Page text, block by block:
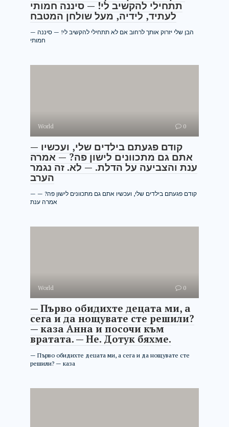
תתחילי להקשיב לי! — סיננה חמותי
לעתיד, לידיה, מעל שולחן המטבח
— הבן שלי יזרוק אותך לרחוב אם לא תתחילי להקשיב לי! — סיננה
חמותי
World 0
— קודם פגעתם בילדים שלי, ועכשיו
אתם גם מתכוונים לישון פה? — אמרה
ענת והצביעה על הדלת. — לא. זה נגמר
הערב
— קודם פגעתם בילדים שלי, ועכשיו אתם גם מתכוונים לישון פה? —
אמרה ענת
World 0
— Първо обидихте децата ми, а
сега и да нощувате сте решили?
— каза Анна и посочи към
вратата. — Не. Дотук бяхме.
— Първо обидихте децата ми, а сега и да нощувате сте
решили? — каза